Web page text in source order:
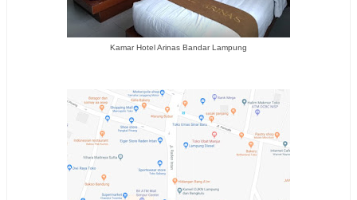
Kamar Hotel Arinas Bandar Lampung